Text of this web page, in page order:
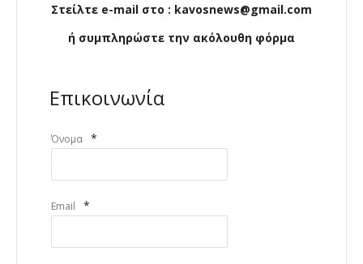
Στείλτε e-mail στο : kavosnews@gmail.com
ή συμπληρώστε την ακόλουθη φόρμα
Επικοινωνία
Όνομα *
Email *